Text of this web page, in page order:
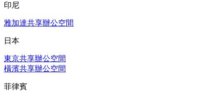
印尼
雅加達共享辦公空間
日本
東京共享辦公空間
橫濱共享辦公空間
菲律賓